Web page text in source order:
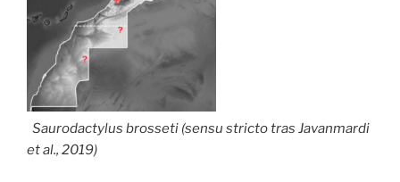
Saurodactylus brosseti (sensu strictotras Javanmardi
et al., 2019)